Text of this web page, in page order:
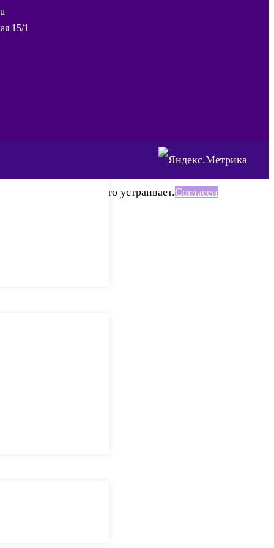
15/1
считать что Вас это устраивает.Согласен